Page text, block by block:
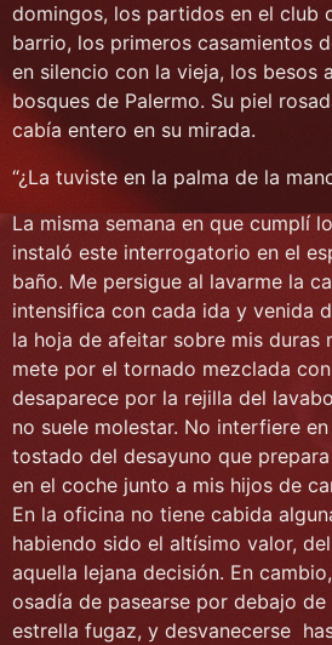
domingos, los partidos en el club
barrio, los primeros casamientos
en silencio con la vieja, los besos
bosques de Palermo. Su piel
cabía entero en su mirada.
“¿La tuviste en la palma de la
La misma semana en que cumplí
instaló este interrogatorio en el
baño. Me persigue al lavarme la
intensifica con cada ida y venida
la hoja de afeitar sobre mis duras
mete por el tornado mezclada
desaparece por la rejilla del
no suele molestar. No interfiere
tostado del desayuno que
en el coche junto a mis hijos de
En la oficina no tiene cabida
habiendo sido el altísimo valor,
aquella lejana decisión. En
osadía de pasearse por debajo
estrella fugaz, y desvanecerse